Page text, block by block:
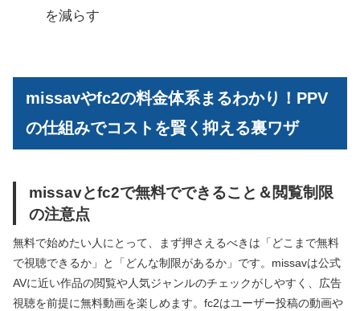
を減らす
missavやfc2の料金体系まるわかり！PPV
の仕組みでコストを賢く抑える裏ワザ
missavとfc2で無料でできること＆閲覧制限
の注意点
無料で始めたい人にとって、まず押さえるべきは「どこまで無料
で視聴できるか」と「どんな制限があるか」です。missavは公式
AVに近い作品の閲覧や人気ジャンルのチェックがしやすく、広告
視聴を前提に無料動画を楽しめます。fc2はユーザー投稿の動画や